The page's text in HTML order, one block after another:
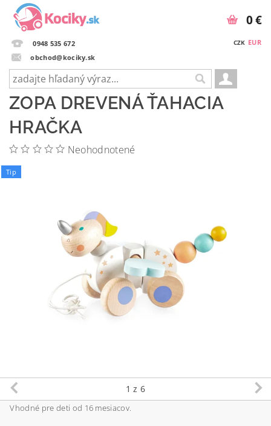
0948 535 672
obchod@kociky.sk
CZK EUR
0 €
ZOPA DREVENÁ ŤAHACIA
HRAČKA
Neohodnotené
Tip
1 z 6
Vhodné pre deti od 16 mesiacov.